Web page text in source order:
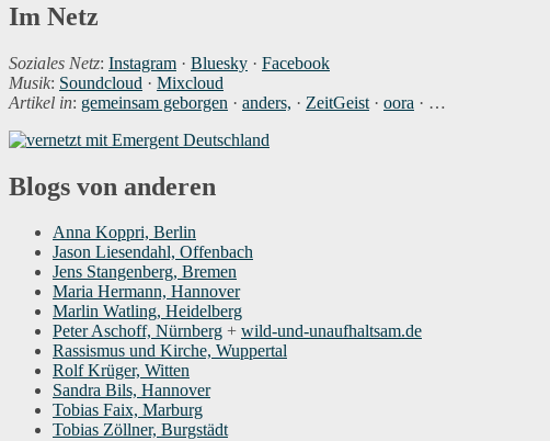
Im Netz
Soziales Netz: Instagram · Bluesky · Facebook
Musik: Soundcloud · Mixcloud
Artikel in: gemeinsam geborgen · anders, · ZeitGeist · oora · …
Blogs von anderen
Anna Koppri, Berlin
Jason Liesendahl, Offenbach
Jens Stangenberg, Bremen
Maria Hermann, Hannover
Marlin Watling, Heidelberg
Peter Aschoff, Nürnberg + wild-und-unaufhaltsam.de
Rassismus und Kirche, Wuppertal
Rolf Krüger, Witten
Sandra Bils, Hannover
Tobias Faix, Marburg
Tobias Zöllner, Burgstädt